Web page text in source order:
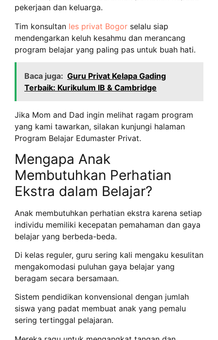
pekerjaan dan keluarga.
Tim konsultan les privat Bogor selalu siap
mendengarkan keluh kesahmu dan merancang
program belajar yang paling pas untuk buah hati.
Baca juga: Guru Privat Kelapa Gading
Terbaik: Kurikulum IB & Cambridge
Jika Mom and Dad ingin melihat ragam program
yang kami tawarkan, silakan kunjungi halaman
Program Belajar Edumaster Privat.
Mengapa Anak
Membutuhkan Perhatian
Ekstra dalam Belajar?
Anak membutuhkan perhatian ekstra karena setiap
individu memiliki kecepatan pemahaman dan gaya
belajar yang berbeda-beda.
Di kelas reguler, guru sering kali mengaku kesulitan
mengakomodasi puluhan gaya belajar yang
beragam secara bersamaan.
Sistem pendidikan konvensional dengan jumlah
siswa yang padat membuat anak yang pemalu
sering tertinggal pelajaran.